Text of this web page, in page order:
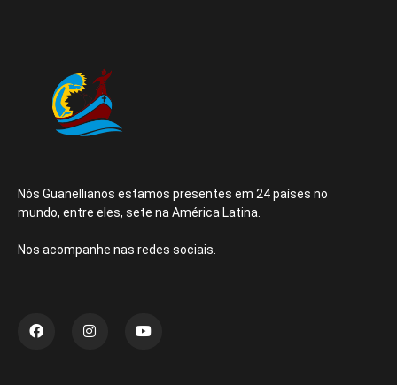
Nós Guanellianos estamos presentes em 24 países no
mundo, entre eles, sete na América Latina.
Nos acompanhe nas redes sociais.